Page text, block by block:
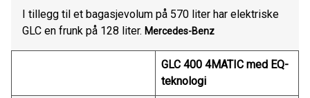
I tillegg til et bagasjevolum på 570 liter har elektriske
GLC en frunk på 128 liter. Mercedes-Benz
GLC 400 4MATIC med EQ-
teknologi